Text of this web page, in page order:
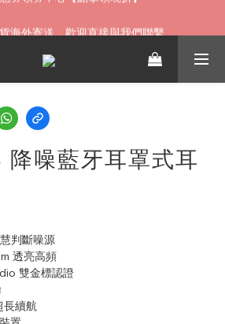
零利率 好輕鬆【立即填表】
海外寄送，歡迎直接與我們聯繫
降噪藍牙耳罩式耳
判斷噪源
透亮高頻
雙金標認證
長續航